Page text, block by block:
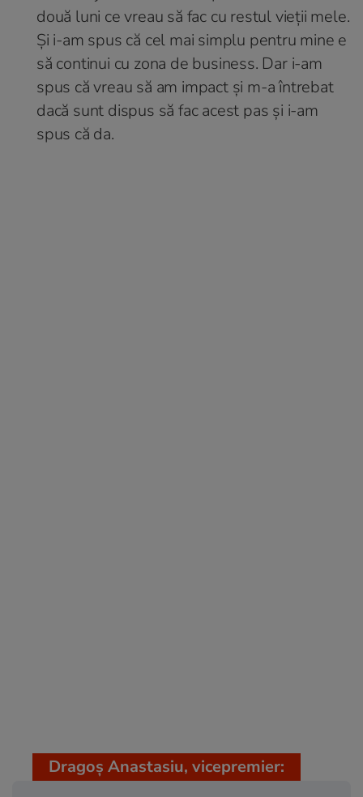
două luni ce vreau să fac cu restul vieții mele.
Și i-am spus că cel mai simplu pentru mine e
să continui cu zona de business. Dar i-am
spus că vreau să am impact și m-a întrebat
dacă sunt dispus să fac acest pas și i-am
spus că da.
Dragoș Anastasiu, vicepremier: